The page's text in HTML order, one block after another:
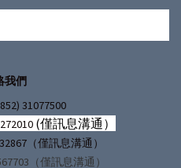
我們
31077500
(僅訊息溝通）
（僅訊息溝通）
（僅訊息溝通）